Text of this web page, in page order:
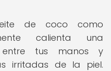
de coco como
calienta una
tus manos y
irritadas de la piel.